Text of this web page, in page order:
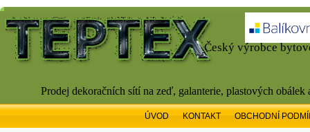
Český výrobce
Prodej dekoračních sítí na zeď, galanterie, plastových
ÚVOD KONTAKT OBCHODNÍ